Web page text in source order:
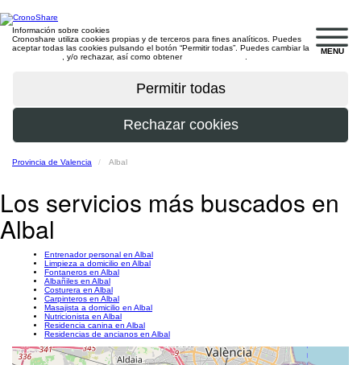
MENU
Información sobre cookies
Cronoshare utiliza cookies propias y de terceros para fines analíticos. Puedes
aceptar todas las cookies pulsando el botón “Permitir todas”. Puedes cambiar la
, y/o rechazar, así como obtener
Provincia de Valencia Albal
Los servicios más buscados en
Albal
Entrenador personal en Albal
Limpieza a domicilio en Albal
Fontaneros en Albal
Albañiles en Albal
Costurera en Albal
Carpinteros en Albal
Masajista a domicilio en Albal
Nutricionista en Albal
Residencia canina en Albal
Residencias de ancianos en Albal